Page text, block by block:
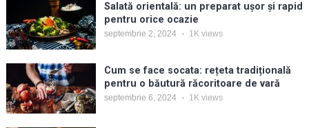
Salată orientală: un preparat ușor și rapid
pentru orice ocazie
septembrie 2, 2024 1Kviews
Cum se face socata: rețeta tradițională
pentru o băutură răcoritoare de vară
septembrie 6, 2024 1Kviews